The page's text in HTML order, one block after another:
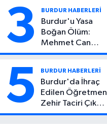
3 BURDUR HABERLERİ
Burdur'u Yasa
Boğan Ölüm:
Mehmet Can
Atıcı Genç Yaşta
5 BURDUR HABERLERİ
Burdur'da İhraç
Edilen Öğretmen
Zehir Taciri Çıktı:
Binlerce